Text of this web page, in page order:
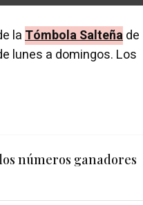
laTómbola Salteñade
lunes a domingos. Los
números ganadores